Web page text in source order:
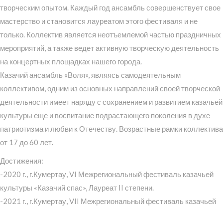
творческим опытом. Каждый год ансамбль совершенствует свое
мастерство и становится лауреатом этого фестиваля и не
только. Коллектив является неотъемлемой частью праздничных
мероприятий, а также ведет активную творческую деятельность
на концертных площадках нашего города.
Казачий ансамбль «Воля», являясь самодеятельным
коллективом, одним из основных направлений своей творческой
деятельности имеет наряду с сохранением и развитием казачьей
культуры еще и воспитание подрастающего поколения в духе
патриотизма и любви к Отечеству. Возрастные рамки коллектива
от 17 до 60 лет.
Достижения:
-2020 г., г.Кумертау, VI Межрегиональный фестиваль казачьей
культуры «Казачий спас», Лауреат II степени.
-2021 г., г.Кумертау, VII Межрегиональный фестиваль казачьей